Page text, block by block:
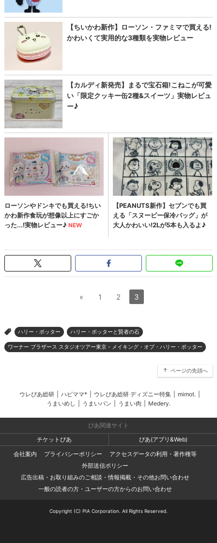
« 1 2 3
> ハリー・ポッター ハリー・ポッターと賢者の石
ワーナー ブラザース スタジオツアー東京 - メイキング・オブ・ハリー・ポッター
ページの先頭へ
ウレぴあ総研 ハピママ* ウレぴあ総研 ディズニー特集 mimot.
うまいめし
うまいパン うまい肉 Medery.
ぴあ関連サイト
チケットぴあ
ぴあ(アプリ&Web)
会社案内
プライバシーポリシー
アクセスデータの利用・著作権等
外部送信ポリシー
広告出稿・お取り組みのご相談・情報掲載・その他お問い合わせ
一般の読者の方・ユーザーの方からのお問い合わせ
Copyright (C) PIA Corporation. All Rights Reserved.